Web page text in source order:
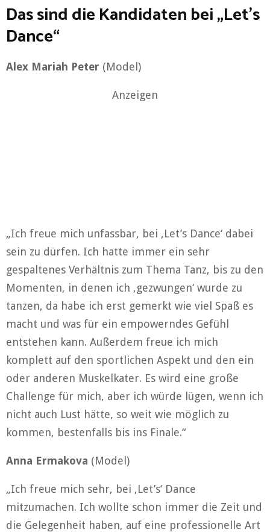
Das sind die Kandidaten bei „Let’s
Dance“
Alex Mariah Peter (Model)
Anzeigen
„Ich freue mich unfassbar, bei ‚Let’s Dance‘ dabei
sein zu dürfen. Ich hatte immer ein sehr
gespaltenes Verhältnis zum Thema Tanz, bis zu den
Momenten, in denen ich ‚gezwungen‘ wurde zu
tanzen, da habe ich erst gemerkt wie viel Spaß es
macht und was für ein empowerndes Gefühl
entstehen kann. Außerdem freue ich mich
komplett auf den sportlichen Aspekt und den ein
oder anderen Muskelkater. Es wird eine große
Challenge für mich, aber ich würde lügen, wenn ich
nicht auch Lust hätte, so weit wie möglich zu
kommen, bestenfalls bis ins Finale.“
Anna Ermakova (Model)
„Ich freue mich sehr, bei ‚Let’s‘ Dance
mitzumachen. Ich wollte schon immer die Zeit und
die Gelegenheit haben, auf eine professionelle Art